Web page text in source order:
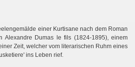
einer Kurtisane nach dem Roman
Alexandre Dumas le fils (1824-1895), einem
Zeit, welcher vom literarischen Ruhm eines
ins Leben rief.